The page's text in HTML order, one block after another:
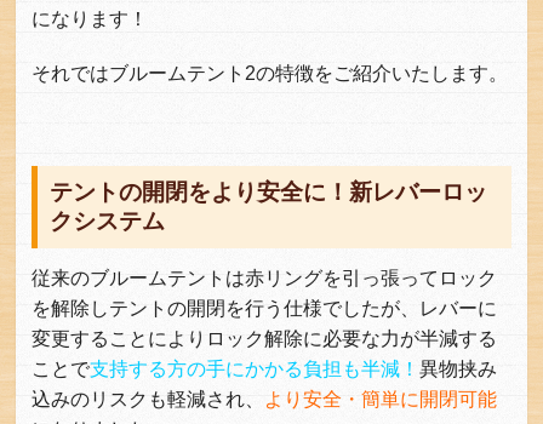
になります！
それではブルームテント2の特徴をご紹介いたします。
テントの開閉をより安全に！新レバーロッ
クシステム
従来のブルームテントは赤リングを引っ張ってロック
を解除しテントの開閉を行う仕様でしたが、レバーに
変更することによりロック解除に必要な力が半減する
ことで支持する方の手にかかる負担も半減！異物挟み
込みのリスクも軽減され、
より安全・簡単に開閉可能